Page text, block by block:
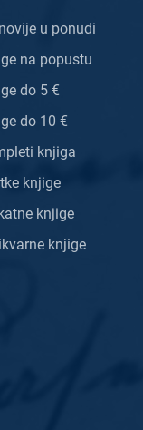
u ponudi
na popustu
do 5 €
do 10 €
knjiga
knjige
knjige
knjige